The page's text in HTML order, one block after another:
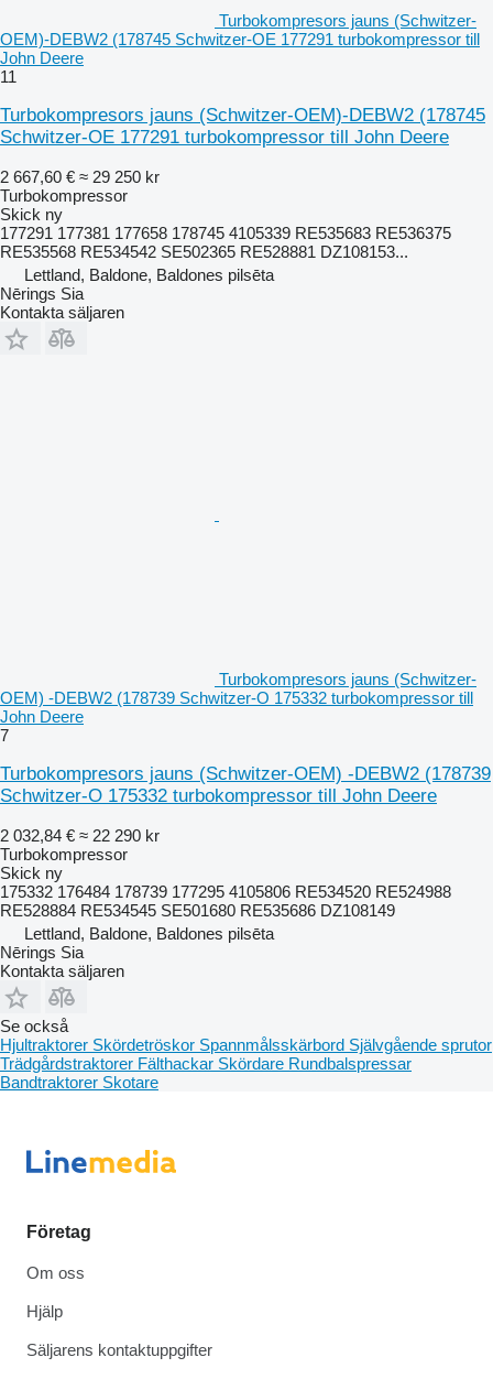
Turbokompresors jauns (Schwitzer-
OEM)-DEBW2 (178745 Schwitzer-OE 177291 turbokompressor till
John Deere
11
Turbokompresors jauns (Schwitzer-OEM)-DEBW2 (178745
Schwitzer-OE 177291 turbokompressor till John Deere
2 667,60 € ≈ 29 250 kr
Turbokompressor
Skick ny
177291 177381 177658 178745 4105339 RE535683 RE536375
RE535568 RE534542 SE502365 RE528881 DZ108153...
Lettland, Baldone, Baldones pilsēta
Nērings Sia
Kontakta säljaren
Turbokompresors jauns (Schwitzer-
OEM) -DEBW2 (178739 Schwitzer-O 175332 turbokompressor till
John Deere
7
Turbokompresors jauns (Schwitzer-OEM) -DEBW2 (178739
Schwitzer-O 175332 turbokompressor till John Deere
2 032,84 € ≈ 22 290 kr
Turbokompressor
Skick ny
175332 176484 178739 177295 4105806 RE534520 RE524988
RE528884 RE534545 SE501680 RE535686 DZ108149
Lettland, Baldone, Baldones pilsēta
Nērings Sia
Kontakta säljaren
Se också
Hjultraktorer Skördetröskor Spannmålsskärbord Självgående sprutor
Trädgårdstraktorer Fälthackar Skördare Rundbalspressar
Bandtraktorer Skotare
Företag
Om oss
Hjälp
Säljarens kontaktuppgifter